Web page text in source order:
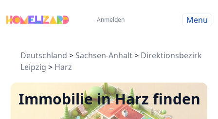
Anmelden Menu
Deutschland > Sachsen-Anhalt> Direktionsbezirk
Leipzig > Harz
Immobilie in Harz finden